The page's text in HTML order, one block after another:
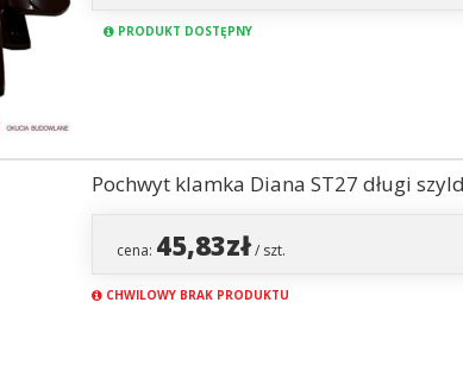
PRODUKT DOSTĘPNY
Pochwyt klamka Diana ST27 długi
cena: 45,83zł/ szt.
CHWILOWY BRAK PRODUKTU